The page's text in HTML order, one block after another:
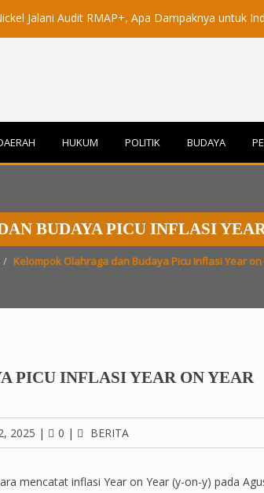
Audit RMAP+, Apa Dampaknya untuk Industri
HUKUM POLITIK BUDAYA
BUDAYA PICU INFLASI
Kelompok Olahraga dan Budaya Picu Inflasi Year on
PICU INFLASI YEAR ON YEAR
2025 | 0 | BERITA
mencatat inflasi Year on Year (y-on-y) pada